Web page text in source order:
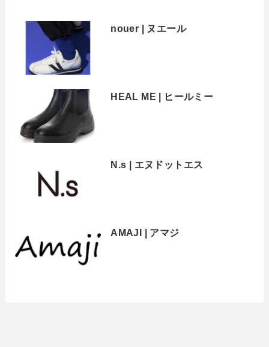
nouer | ヌエール
HEAL ME | ヒールミー
N.s | エヌドットエス
AMAJI | アマジ